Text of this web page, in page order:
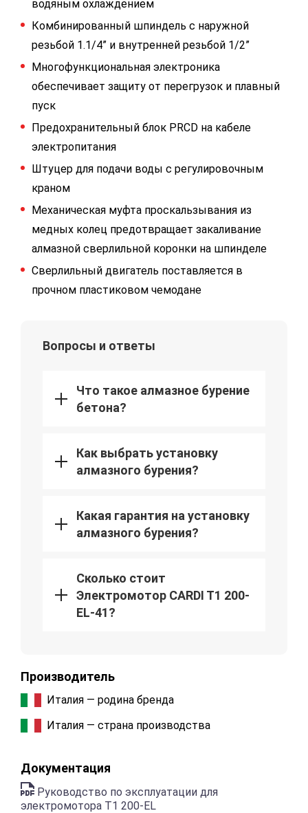
водяным охлаждением
Комбинированный шпиндель с наружной
резьбой 1.1/4” и внутренней резьбой 1/2”
Многофункциональная электроника
обеспечивает защиту от перегрузок и плавный
пуск
Предохранительный блок PRCD на кабеле
электропитания
Штуцер для подачи воды с регулировочным
краном
Механическая муфта проскальзывания из
медных колец предотвращает закаливание
алмазной сверлильной коронки на шпинделе
Сверлильный двигатель поставляется в
прочном пластиковом чемодане
Вопросы и ответы
Что такое алмазное бурение
бетона?
Как выбрать установку
алмазного бурения?
Какая гарантия на установку
алмазного бурения?
Сколько стоит
Электромотор CARDI T1 200-
EL-41?
Производитель
Италия — родина бренда
Италия — страна производства
Документация
Руководство по эксплуатации для
электромотора Т1 200-EL